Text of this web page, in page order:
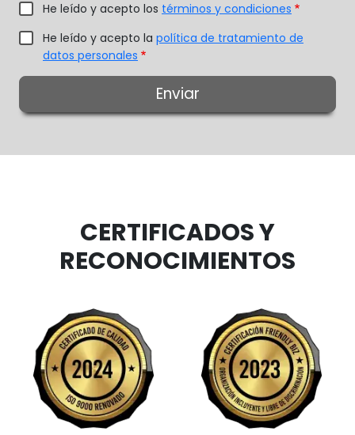
He leído y acepto los términos y condiciones
He leído y acepto la política de tratamiento de
datos personales
CERTIFICADOS Y
RECONOCIMIENTOS